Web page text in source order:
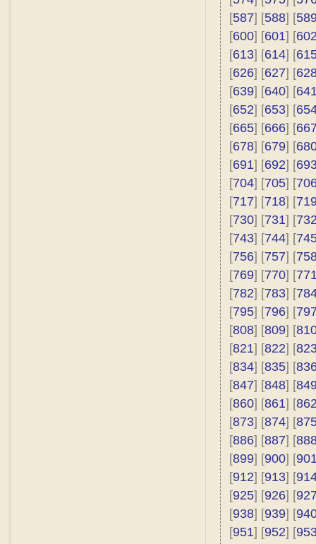
[587] [588] [
[600] [601] [
[613] [614] [
[626] [627] [
[639] [640] [
[652] [653] [
[665] [666] [
[678] [679] [
[691] [692] [
[704] [705] [
[717] [718] [
[730] [731] [
[743] [744] [
[756] [757] [
[769] [770] [
[782] [783] [
[795] [796] [
[808] [809] [
[821] [822] [
[834] [835] [
[847] [848] [
[860] [861] [
[873] [874] [
[886] [887] [
[899] [900] [
[912] [913] [
[925] [926] [
[938] [939] [
[951] [952] [